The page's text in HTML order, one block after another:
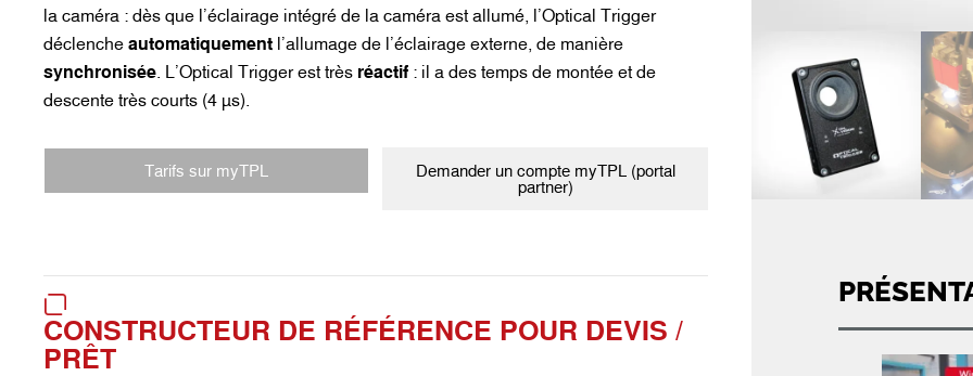
la caméra : dès que l’éclairage intégré de la caméra est allumé, l’Optical Trigger
déclenche automatiquement l’allumage de l’éclairage externe, de manière
synchronisée. L’Optical Trigger est très réactif : il a des temps de montée et de
descente très courts (4 µs).
Tarifs sur myTPL
Demander un compte myTPL (portal
partner)
CONSTRUCTEUR DE RÉFÉRENCE POUR DEVIS /
PRÊT